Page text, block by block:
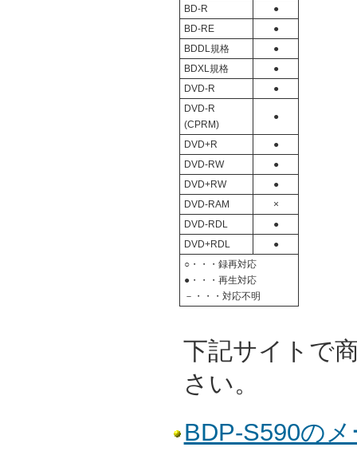
BD-R ●
BD-RE ●
BDDL規格 ●
BDXL規格 ●
DVD-R ●
DVD-R
(CPRM)
●
DVD+R ●
DVD-RW ●
DVD+RW ●
DVD-RAM ×
DVD-RDL ●
DVD+RDL ●
○・・・録再対応
●・・・再生対応
－・・・対応不明
下記サイトで
さい。
BDP-S590の